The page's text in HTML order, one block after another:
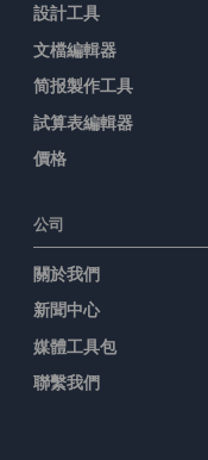
設計工具
文檔編輯器
简报製作工具
試算表編輯器
價格
公司
關於我們
新聞中心
媒體工具包
聯繫我們